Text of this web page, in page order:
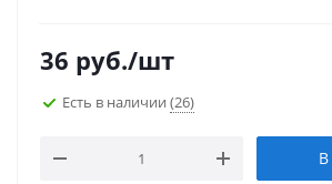
36 руб./шт
Есть в наличии (26)
В